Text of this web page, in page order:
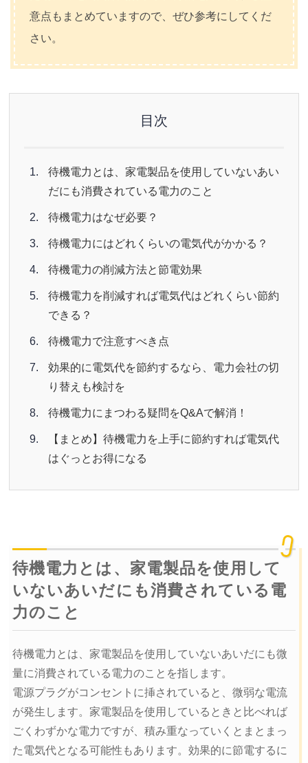
意点もまとめていますので、ぜひ参考にしてくだ
さい。
目次
待機電力とは、家電製品を使用していないあい
だにも消費されている電力のこと
待機電力はなぜ必要？
待機電力にはどれくらいの電気代がかかる？
待機電力の削減方法と節電効果
待機電力を削減すれば電気代はどれくらい節約
できる？
待機電力で注意すべき点
効果的に電気代を節約するなら、電力会社の切
り替えも検討を
待機電力にまつわる疑問をQ&Aで解消！
【まとめ】待機電力を上手に節約すれば電気代
はぐっとお得になる
待機電力とは、家電製品を使用して
いないあいだにも消費されている電
力のこと
待機電力とは、家電製品を使用していないあいだにも微
量に消費されている電力のことを指します。
電源プラグがコンセントに挿されていると、微弱な電流
が発生します。家電製品を使用しているときと比べれば
ごくわずかな電力ですが、積み重なっていくとまとまっ
た電気代となる可能性もあります。効果的に節電するに